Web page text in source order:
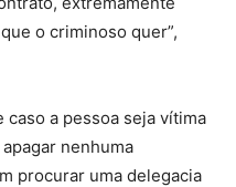
o criminoso quer”,
a pessoa seja vítima
nenhuma
procurar uma delegacia